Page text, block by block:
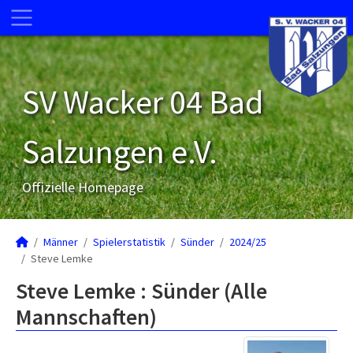
SV Wacker 04 Bad
Salzungen e.V.
Offizielle Homepage
Männer Spielerstatistik Sünder
2024/25
Steve Lemke
Steve Lemke : Sünder (Alle
Mannschaften)